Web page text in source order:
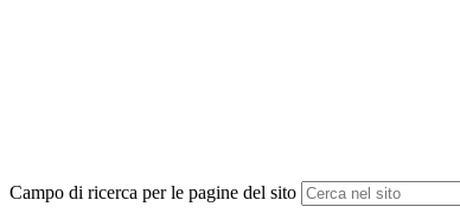
Campo di ricerca per le pagine del sito